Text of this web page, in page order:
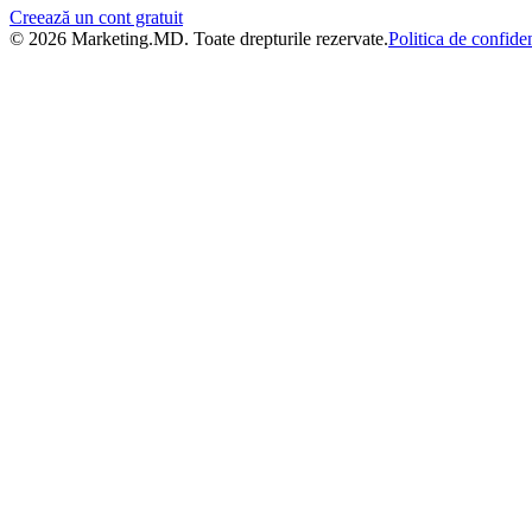
Creează un cont gratuit
© 2026 Marketing.MD. Toate drepturile rezervate.Politica de